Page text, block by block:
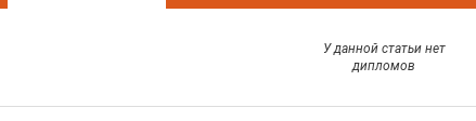
У данной статьи нет
дипломов